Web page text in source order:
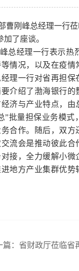
曹刚峰总经理一行
了座谈。
总经理一行表示热
情况，以及在疫情
理一行对省再担
要介绍了渤海银行的
济与产业特点，
批量担保业务模
合作。
随后，双方
流会是推动彼此合
接，全力缓解小微
地方产业集群优
： 省财政厅莅临省